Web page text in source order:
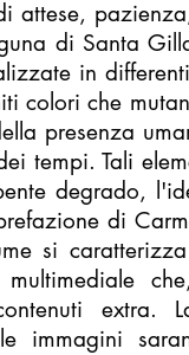
attese,
di Santa
in
colori che
presenza
tempi. Tali
degrado,
di
si
extra.
immagini